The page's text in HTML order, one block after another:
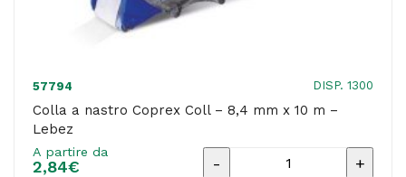
57794 DISP. 1300
Colla a nastro Coprex Coll – 8,4 mm x 10 m –
Lebez
A partire da
2,84€
Colla